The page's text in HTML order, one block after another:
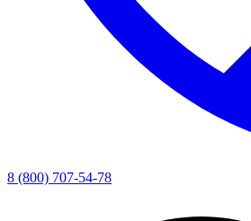
8 (800) 707-54-78